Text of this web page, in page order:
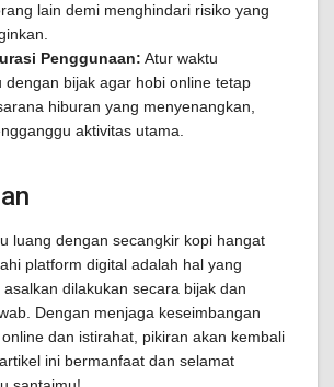
lain demi menghindari risiko yang
Penggunaan: Atur waktu
dengan bijak agar hobi online tetap
hiburan yang menyenangkan,
aktivitas utama.
luang dengan secangkir kopi hangat
platform digital adalah hal yang
dilakukan secara bijak dan
Dengan menjaga keseimbangan
dan istirahat, pikiran akan kembali
artikel ini bermanfaat dan selamat